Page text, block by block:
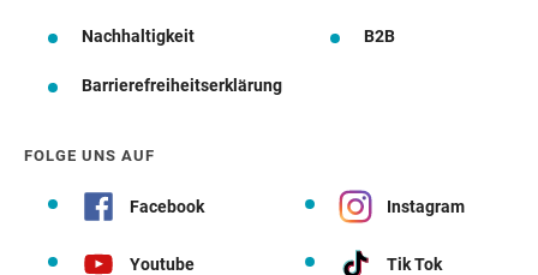
Nachhaltigkeit B2B
Barrierefreiheitserklärung
FOLGE UNS AUF
Facebook Instagram
Youtube Tik Tok